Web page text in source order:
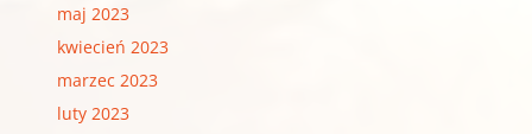
maj 2023
kwiecień 2023
marzec 2023
luty 2023